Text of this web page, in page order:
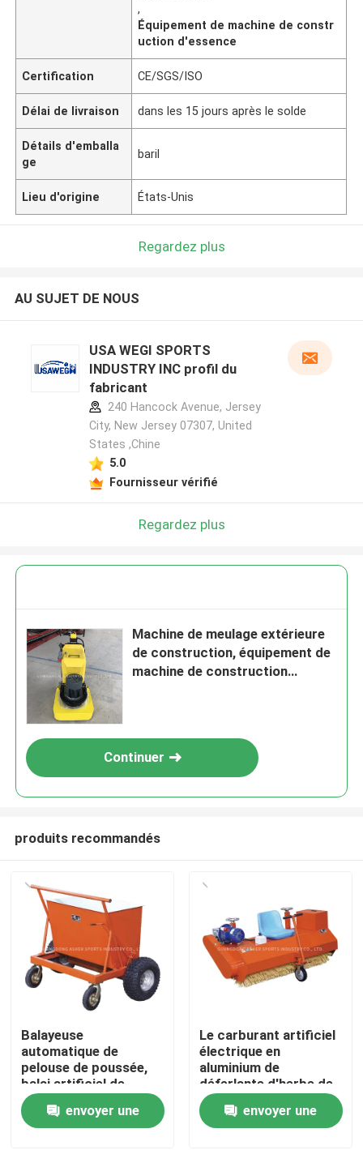
Accueil
Produits
,
Équipement de machine de constr
uction d'essence
Certification CE/SGS/ISO
Délai de livraison dans les 15 jours après le solde
Détails d'emballa
ge
baril
Lieu d'origine États-Unis
Regardez plus
AU SUJET DE NOUS
USA WEGI SPORTS
INDUSTRY INC profil du
fabricant
240 Hancock Avenue, Jersey
City, New Jersey 07307, United
States ,Chine
5.0
Fournisseur vérifié
Regardez plus
Machine de meulage extérieure
de construction, équipement de
machine de construction
Continuer
produits recommandés
Balayeuse
automatique de
pelouse de poussée,
balai artificiel de
gazon pavant
l'utilisationenvoyer une
Le carburant artificiel
électrique en
aluminium de
déferlante d'herbe de
machines de
construction a
actionné
envoyer une